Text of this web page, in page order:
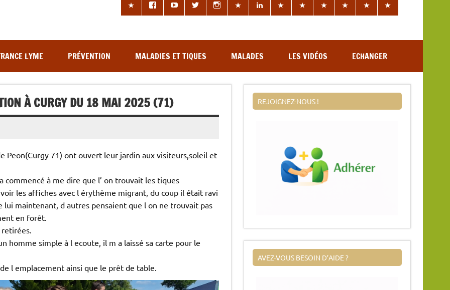
LYME PRÉVENTION MALADIES ET TIQUES MALADES LES VIDÉOS ECHANGER
À CURGY DU 18 MAI 2025 (71)
Peon(Curgy 71) ont ouvert leur jardin aux visiteurs,soleil et
à me dire que l’ on trouvait les tiques
les affiches avec l érythème migrant, du coup il était ravi
lui maintenant, d autres pensaient que l on ne trouvait pas
en forêt.
retirées.
homme simple à l ecoute, il m a laissé sa carte pour le
l emplacement ainsi que le prêt de table.
REJOIGNEZ-NOUS !
AVEZ-VOUS BESOIN D’AIDE ?